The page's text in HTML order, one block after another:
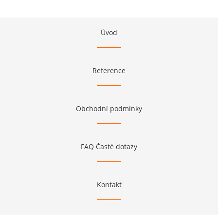
Úvod
Reference
Obchodní podmínky
FAQ Časté dotazy
Kontakt